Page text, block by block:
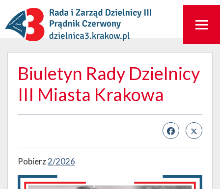
Biuletyn Rady Dzielnicy
III Miasta Krakowa
Pobierz2/2026